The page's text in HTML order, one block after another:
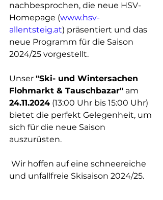
nachbesprochen, die neue HSV-
Homepage (www.hsv-
allentsteig.at) präsentiert und das
neue Programm für die Saison
2024/25 vorgestellt.
Unser "Ski- und Wintersachen
Flohmarkt & Tauschbazar" am
24.11.2024 (13:00 Uhr bis 15:00 Uhr)
bietet die perfekt Gelegenheit, um
sich für die neue Saison
auszurüsten.
und unfallfreie Skisaison 2024/25.